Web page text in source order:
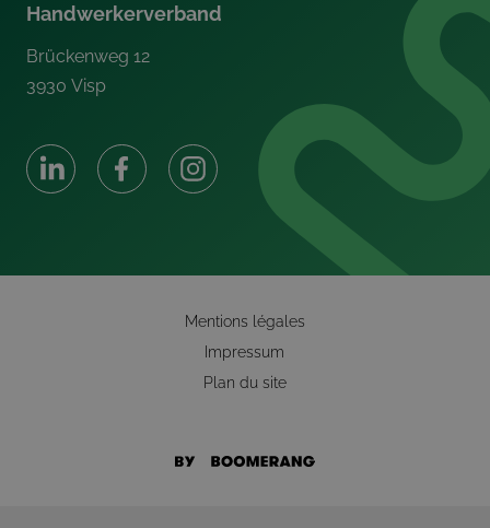
Handwerkerverband
Brückenweg 12
3930 Visp
Mentions légales
Impressum
Plan du site